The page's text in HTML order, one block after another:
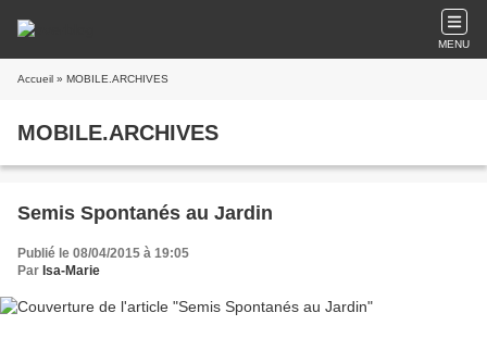
MENU
Accueil » MOBILE.ARCHIVES
MOBILE.ARCHIVES
Semis Spontanés au Jardin
Publié le 08/04/2015 à 19:05
Par Isa-Marie